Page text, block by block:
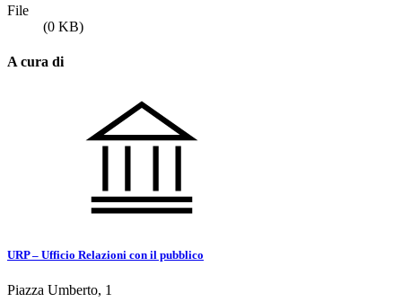
File
(0 KB)
A cura di
URP – Ufficio Relazioni con il pubblico
Piazza Umberto, 1